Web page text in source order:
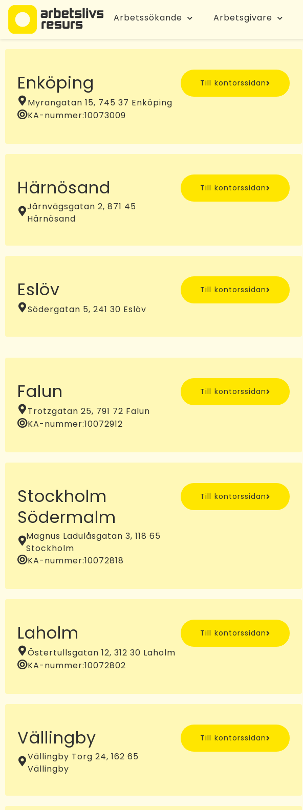
Arbetssökande Arbetsgivare
Enköping
Myrangatan 15, 745 37 Enköping
KA-nummer:10073009
Till kontorssidan
Härnösand
Järnvägsgatan 2, 871 45
Härnösand
Till kontorssidan
Eslöv
Södergatan 5, 241 30 Eslöv
Till kontorssidan
Falun
Trotzgatan 25, 791 72 Falun
KA-nummer:10072912
Till kontorssidan
Stockholm
Södermalm
Magnus Ladulåsgatan 3, 118 65
Stockholm
KA-nummer:10072818
Till kontorssidan
Laholm
Östertullsgatan 12, 312 30 Laholm
KA-nummer:10072802
Till kontorssidan
Vällingby
Vällingby Torg 24, 162 65
Vällingby
Till kontorssidan